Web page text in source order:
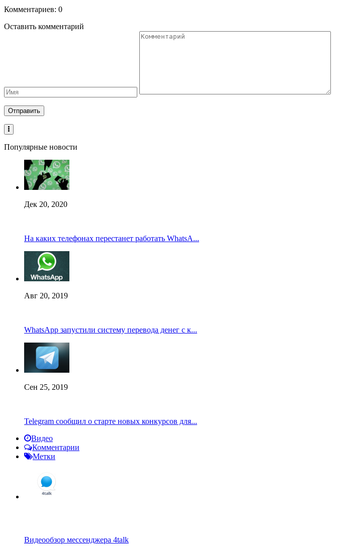
Комментариев: 0
Оставить комментарий
Популярные новости
Дек 20, 2020
На каких телефонах перестанет работать WhatsA...
Авг 20, 2019
WhatsApp запустили систему перевода денег с к...
Сен 25, 2019
Telegram сообщил о старте новых конкурсов для...
Видео
Комментарии
Метки
Видеообзор мессенджера 4talk